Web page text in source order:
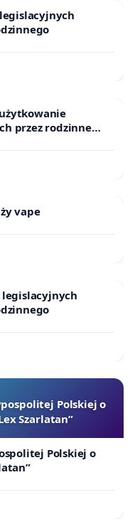
przez rodzinne
vape
legislacyjnych
Polskiej o
Szarlatan”
Polskiej o